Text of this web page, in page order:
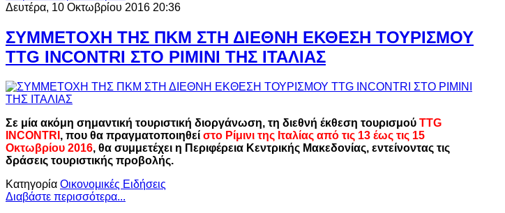
Δευτέρα, 10 Οκτωβρίου 2016 20:36
ΣΥΜΜΕΤΟΧΗ ΤΗΣ ΠΚΜ ΣTΗ ΔΙΕΘΝΗ ΕΚΘΕΣΗ ΤΟΥΡΙΣΜΟΥ
TTG INCONTRI ΣΤΟ ΡΙΜΙΝΙ ΤΗΣ ΙΤΑΛΙΑΣ
Σε μία ακόμη σημαντική τουριστική διοργάνωση, τη διεθνή έκθεση τουρισμού TTG
INCONTRI , που θα πραγματοποιηθεί στο Ρίμινι της Ιταλίας από τις 13 έως τις 15
Οκτωβρίου 2016, θα συμμετέχει η Περιφέρεια Κεντρικής Μακεδονίας, εντείνοντας τις
δράσεις τουριστικής προβολής.
Κατηγορία Οικονομικές Ειδήσεις
Διαβάστε περισσότερα...